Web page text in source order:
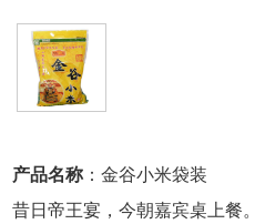
产品名称 ：金谷小米袋装
昔日帝王宴，今朝嘉宾桌上餐。